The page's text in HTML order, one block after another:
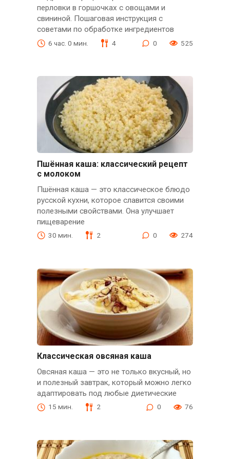
перловки в горшочках с овощами и
свининой. Пошаговая инструкция с
советами по обработке ингредиентов
6 час. 0 мин. 4 0 525
Пшённая каша: классический рецепт
с молоком
Пшённая каша — это классическое блюдо
русской кухни, которое славится своими
полезными свойствами. Она улучшает
пищеварение
30 мин. 2 0 274
Классическая овсяная каша
Овсяная каша — это не только вкусный, но
и полезный завтрак, который можно легко
адаптировать под любые диетические
15 мин. 2 0 76